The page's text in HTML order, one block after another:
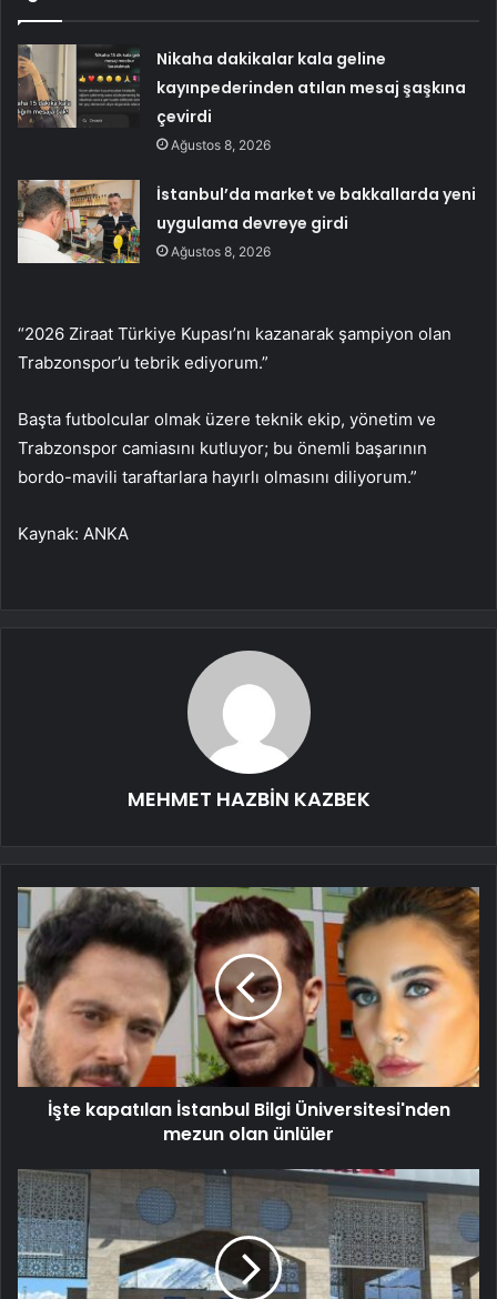
Nikaha dakikalar kala geline
kayınpederinden atılan mesaj şaşkına
çevirdi
Ağustos 8, 2026
İstanbul’da market ve bakkallarda yeni
uygulama devreye girdi
Ağustos 8, 2026
“2026 Ziraat Türkiye Kupası’nı kazanarak şampiyon olan
Trabzonspor’u tebrik ediyorum.”
Başta futbolcular olmak üzere teknik ekip, yönetim ve
Trabzonspor camiasını kutluyor; bu önemli başarının
bordo-mavili taraftarlara hayırlı olmasını diliyorum.”
Kaynak: ANKA
MEHMET HAZBİN KAZBEK
İşte kapatılan İstanbul Bilgi Üniversitesi'nden
mezun olan ünlüler